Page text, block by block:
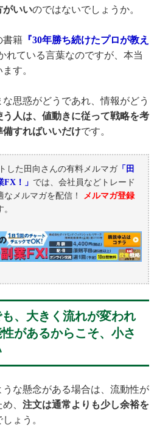
がいいのではないでしょうか。
書籍 『30年勝ち続けたプロが教え
れている言葉なのですが、本当
す。
思惑がどうであれ、情報がどう
人は、値動きに従って戦略を考
備すればいいだけです。
した田向さんの有料メルマガ「田
！」 では、会社員などトレード
なメルマガを配信！
メルマガ登録
、大きく流れが変われ
があるからこそ、小さ
な懸念がある場合は、流動性が
、 注文は通常よりも少し余裕を
ょう。